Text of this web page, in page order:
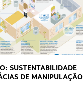
SUSTENTABILIDADE
DE MANIPULAÇÃO